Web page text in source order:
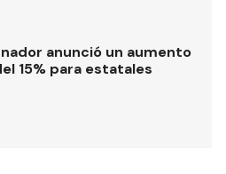
anunció un aumento
15% para estatales